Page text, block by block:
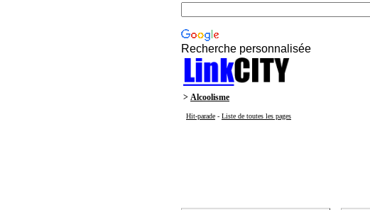
Recherche personnalisée
> Alcoolisme
Hit-parade - Liste de toutes les pages